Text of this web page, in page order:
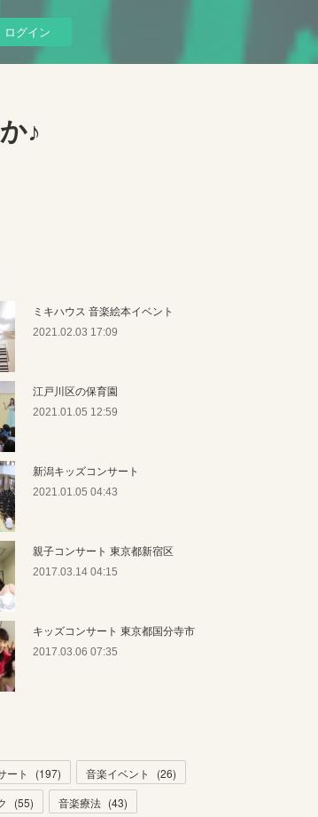
ログイン
♪
ミキハウス 音楽絵本イベント
2021.02.03 17:09
江戸川区の保育園
2021.01.05 12:59
新潟キッズコンサート
2021.01.05 04:43
親子コンサート 東京都新宿区
2017.03.14 04:15
キッズコンサート 東京都国分寺市
2017.03.06 07:35
ート (197) 音楽イベント (26)
(55) 音楽療法 (43)